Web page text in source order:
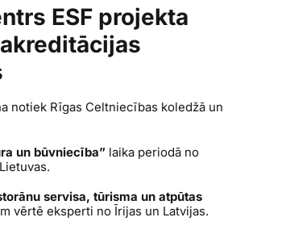
ESF projekta
notiek Rīgas Celtniecības koledžā un
un būvniecība” laika periodā no
servisa, tūrisma un atpūtas
vērtē eksperti no Īrijas un Latvijas.